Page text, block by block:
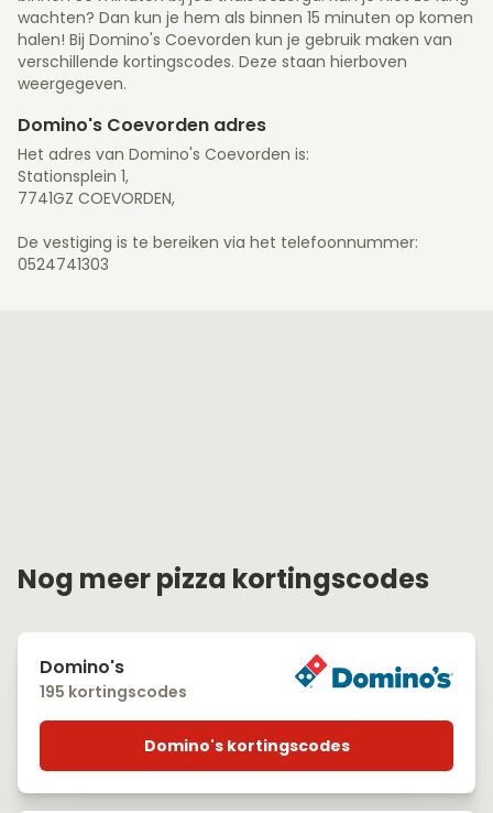
wachten? Dan kun je hem als binnen 15 minuten op komen
halen! Bij Domino's Coevorden kun je gebruik maken van
verschillende kortingscodes. Deze staan hierboven
weergegeven.
Domino's Coevorden adres
Het adres van Domino's Coevorden is:
Stationsplein 1,
7741GZ COEVORDEN,
De vestiging is te bereiken via het telefoonnummer:
0524741303
Nog meer pizza kortingscodes
Domino's
195 kortingscodes
Domino's kortingscodes